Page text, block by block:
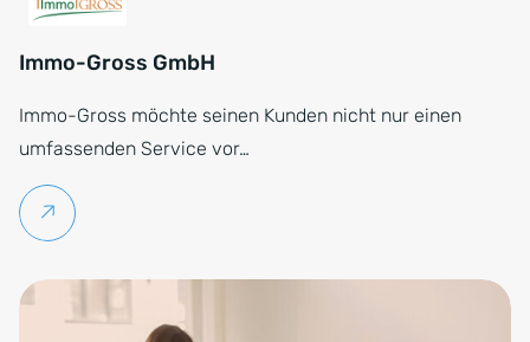
Immo-Gross GmbH
Immo-Gross möchte seinen Kunden nicht nur einen
umfassenden Service vor…
Weiterlesen